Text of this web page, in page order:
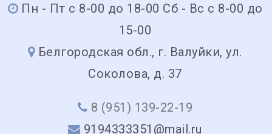
Пн - Пт с 8-00 до 18-00 Сб - Вс с 8-00 до
15-00
Белгородская обл., г. Валуйки, ул.
Соколова, д. 37
8 (951) 139-22-19
9194333351@mail.ru